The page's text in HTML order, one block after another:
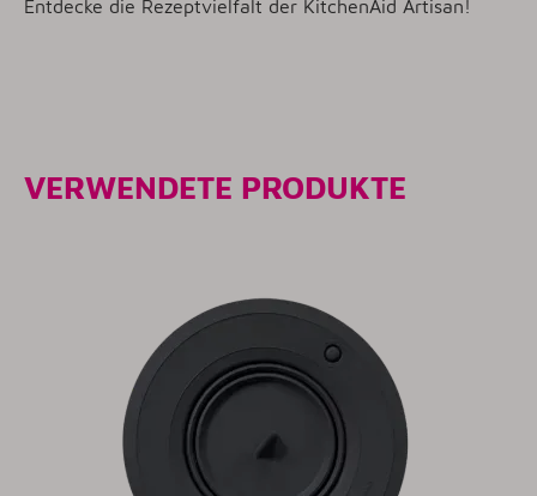
Entdecke die Rezeptvielfalt der KitchenAid Artisan!
VERWENDETE PRODUKTE